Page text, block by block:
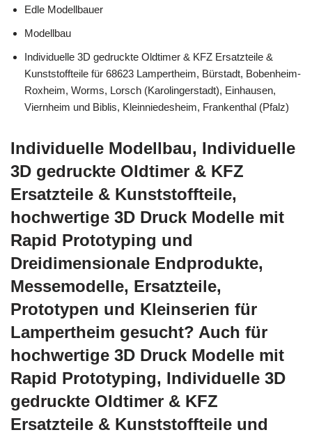
Edle Modellbauer
Modellbau
Individuelle 3D gedruckte Oldtimer & KFZ Ersatzteile &
Kunststoffteile für 68623 Lampertheim, Bürstadt, Bobenheim-
Roxheim, Worms, Lorsch (Karolingerstadt), Einhausen,
Viernheim und Biblis, Kleinniedesheim, Frankenthal (Pfalz)
Individuelle Modellbau, Individuelle
3D gedruckte Oldtimer & KFZ
Ersatzteile & Kunststoffteile,
hochwertige 3D Druck Modelle mit
Rapid Prototyping und
Dreidimensionale Endprodukte,
Messemodelle, Ersatzteile,
Prototypen und Kleinserien für
Lampertheim gesucht? Auch für
hochwertige 3D Druck Modelle mit
Rapid Prototyping, Individuelle 3D
gedruckte Oldtimer & KFZ
Ersatzteile & Kunststoffteile und